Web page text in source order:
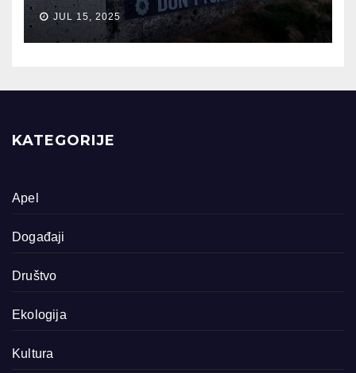
JUL 15, 2025
KATEGORIJE
Apel
Događaji
Društvo
Ekologija
Kultura